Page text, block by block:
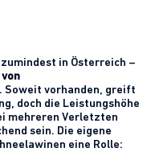
in Österreich –
Soweit vorhanden, greift
doch die Leistungshöhe
mehreren Verletzten
sein. Die eigene
eine Rolle: